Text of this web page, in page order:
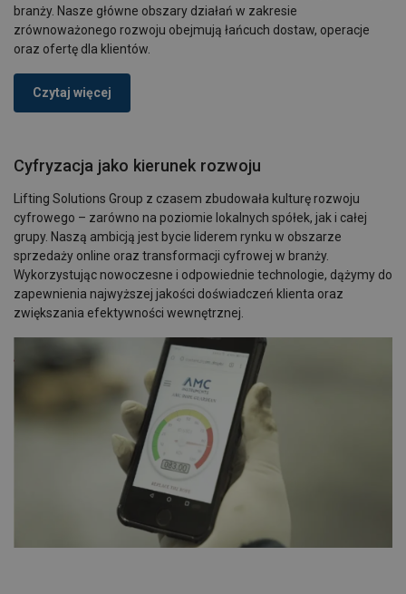
branży. Nasze główne obszary działań w zakresie
zrównoważonego rozwoju obejmują łańcuch dostaw, operacje
oraz ofertę dla klientów.
Czytaj więcej
Cyfryzacja jako kierunek rozwoju
Lifting Solutions Group z czasem zbudowała kulturę rozwoju
cyfrowego – zarówno na poziomie lokalnych spółek, jak i całej
grupy. Naszą ambicją jest bycie liderem rynku w obszarze
sprzedaży online oraz transformacji cyfrowej w branży.
Wykorzystując nowoczesne i odpowiednie technologie, dążymy do
zapewnienia najwyższej jakości doświadczeń klienta oraz
zwiększania efektywności wewnętrznej.